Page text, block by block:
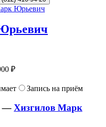
₽
Запись на приём
—Хизгилов Марк